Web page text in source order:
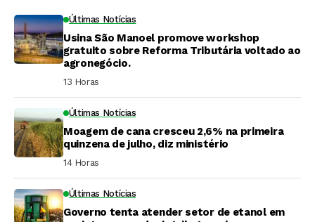
Últimas Notícias
Usina São Manoel promove workshop
gratuito sobre Reforma Tributária voltado ao
agronegócio.
13 Horas ⁮
Últimas Notícias
Moagem de cana cresceu 2,6% na primeira
quinzena de julho, diz ministério
14 Horas ⁮
Últimas Notícias
Governo tenta atender setor de etanol em